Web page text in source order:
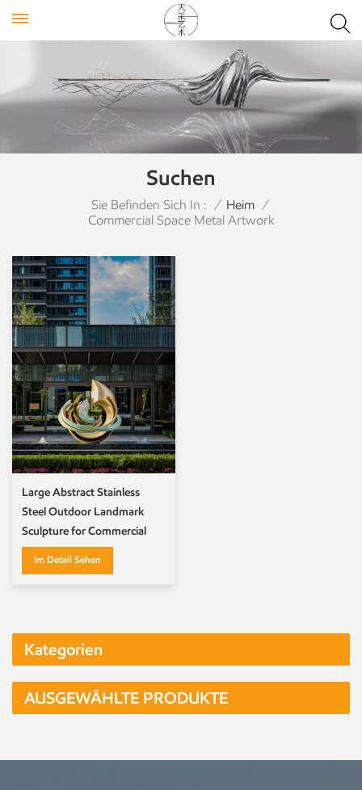
Suchen
Sie Befinden Sich In : / Heim /
Commercial Space Metal Artwork
Large Abstract Stainless
Steel Outdoor Landmark
Sculpture for Commercial
Plaza Art Projects
Im Detail Sehen
Kategorien
AUSGEWÄHLTE PRODUKTE